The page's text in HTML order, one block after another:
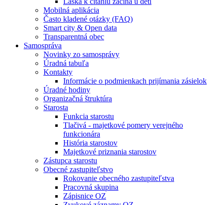
Mobilná aplikácia
Často kladené otázky (FAQ)
Smart city & Open data
Transparentná obec
Samospráva
Novinky zo samosprávy
Úradná tabuľa
Kontakty
Informácie o podmienkach prijímania zásielok
Úradné hodiny
Organizačná štruktúra
Starosta
Funkcia starostu
Tlačivá - majetkové pomery verejného
funkcionára
História starostov
Majetkové priznania starostov
Zástupca starostu
Obecné zastupiteľstvo
Rokovanie obecného zastupiteľstva
Pracovná skupina
Zápisnice OZ